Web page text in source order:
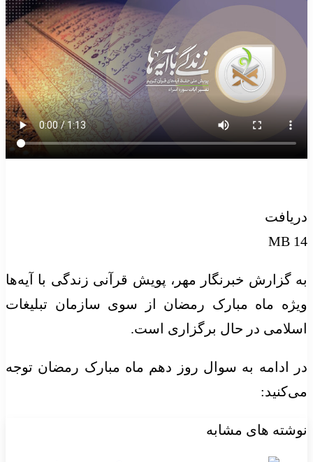
دریافت
14 MB
به گزارش خبرنگار مهر، پویش قرآنی زندگی با آیه‌ها
ویژه ماه مبارک رمضان از سوی سازمان تبلیغات
اسلامی در حال برگزاری است.
در ادامه به سوال روز دهم ماه مبارک رمضان توجه
می‌کنید:
نوشته های مشابه